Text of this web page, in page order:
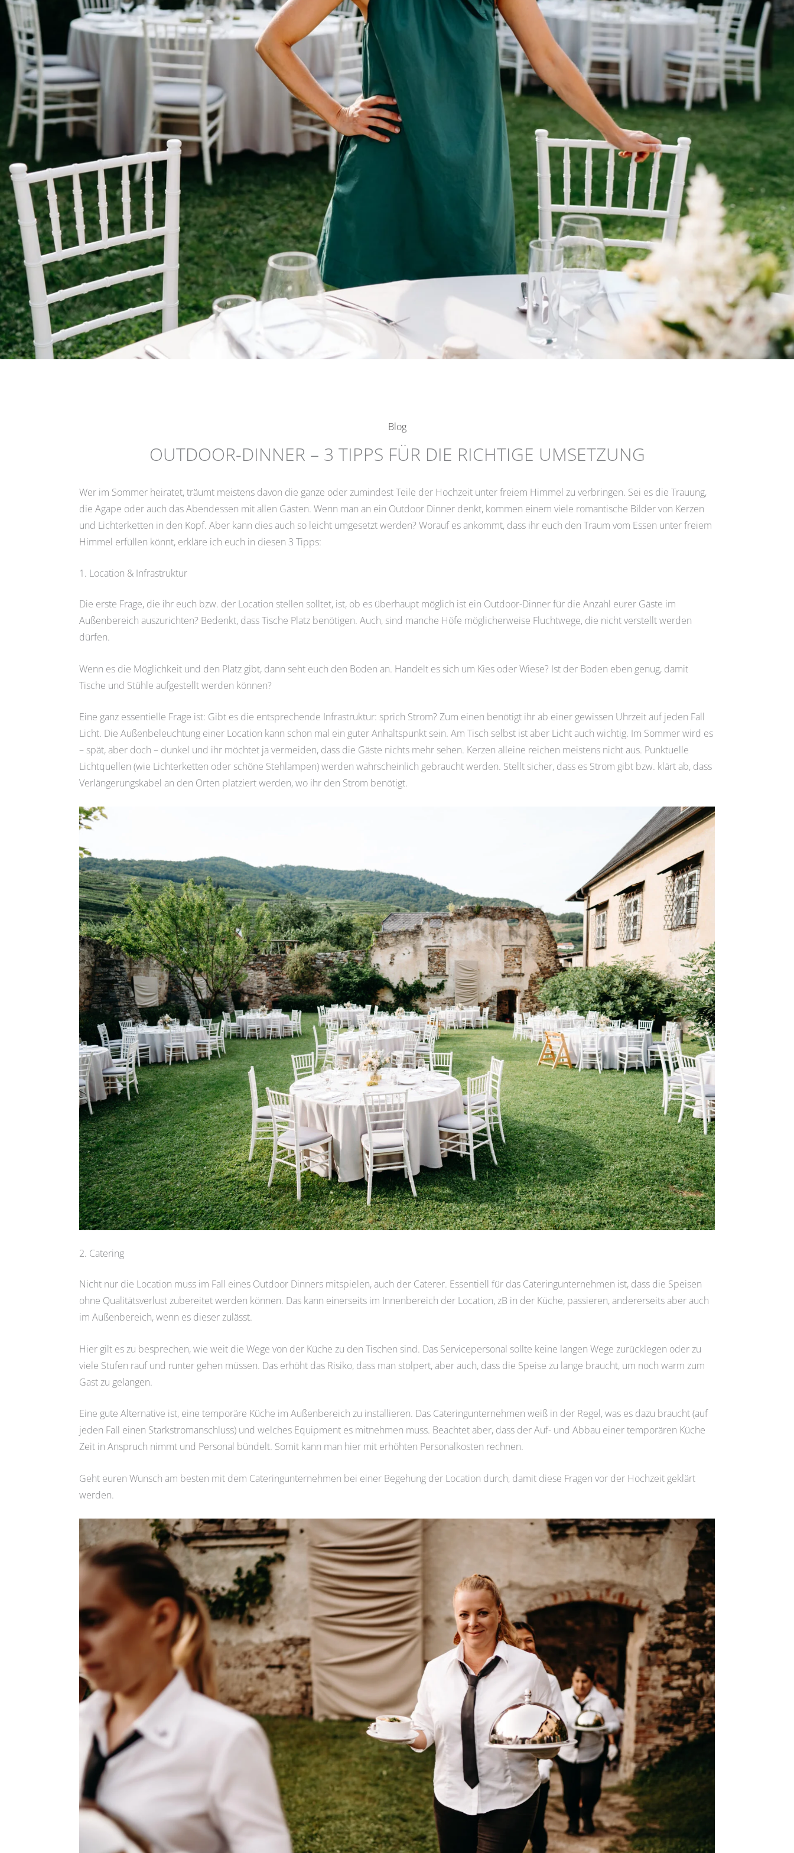
Blog
OUTDOOR-DINNER – 3 TIPPS FÜR DIE RICHTIGE UMSETZUNG
Wer im Sommer heiratet, träumt meistens davon die ganze oder zumindest Teile der Hochzeit unter freiem Himmel zu verbringen. Sei es die Trauung,
die Agape oder auch das Abendessen mit allen Gästen. Wenn man an ein Outdoor Dinner denkt, kommen einem viele romantische Bilder von Kerzen
und Lichterketten in den Kopf. Aber kann dies auch so leicht umgesetzt werden? Worauf es ankommt, dass ihr euch den Traum vom Essen unter freiem
Himmel erfüllen könnt, erkläre ich euch in diesen 3 Tipps:
1. Location & Infrastruktur
Die erste Frage, die ihr euch bzw. der Location stellen solltet, ist, ob es überhaupt möglich ist ein Outdoor-Dinner für die Anzahl eurer Gäste im
Außenbereich auszurichten? Bedenkt, dass Tische Platz benötigen. Auch, sind manche Höfe möglicherweise Fluchtwege, die nicht verstellt werden
dürfen.
Wenn es die Möglichkeit und den Platz gibt, dann seht euch den Boden an. Handelt es sich um Kies oder Wiese? Ist der Boden eben genug, damit
Tische und Stühle aufgestellt werden können?
Eine ganz essentielle Frage ist: Gibt es die entsprechende Infrastruktur: sprich Strom? Zum einen benötigt ihr ab einer gewissen Uhrzeit auf jeden Fall
Licht. Die Außenbeleuchtung einer Location kann schon mal ein guter Anhaltspunkt sein. Am Tisch selbst ist aber Licht auch wichtig. Im Sommer wird es
– spät, aber doch – dunkel und ihr möchtet ja vermeiden, dass die Gäste nichts mehr sehen. Kerzen alleine reichen meistens nicht aus. Punktuelle
Lichtquellen (wie Lichterketten oder schöne Stehlampen) werden wahrscheinlich gebraucht werden. Stellt sicher, dass es Strom gibt bzw. klärt ab, dass
Verlängerungskabel an den Orten platziert werden, wo ihr den Strom benötigt.
2. Catering
Nicht nur die Location muss im Fall eines Outdoor Dinners mitspielen, auch der Caterer. Essentiell für das Cateringunternehmen ist, dass die Speisen
ohne Qualitätsverlust zubereitet werden können. Das kann einerseits im Innenbereich der Location, zB in der Küche, passieren, andererseits aber auch
im Außenbereich, wenn es dieser zulässt.
Hier gilt es zu besprechen, wie weit die Wege von der Küche zu den Tischen sind. Das Servicepersonal sollte keine langen Wege zurücklegen oder zu
viele Stufen rauf und runter gehen müssen. Das erhöht das Risiko, dass man stolpert, aber auch, dass die Speise zu lange braucht, um noch warm zum
Gast zu gelangen.
Eine gute Alternative ist, eine temporäre Küche im Außenbereich zu installieren. Das Cateringunternehmen weiß in der Regel, was es dazu braucht (auf
jeden Fall einen Starkstromanschluss) und welches Equipment es mitnehmen muss. Beachtet aber, dass der Auf- und Abbau einer temporären Küche
Zeit in Anspruch nimmt und Personal bündelt. Somit kann man hier mit erhöhten Personalkosten rechnen.
Geht euren Wunsch am besten mit dem Cateringunternehmen bei einer Begehung der Location durch, damit diese Fragen vor der Hochzeit geklärt
werden.